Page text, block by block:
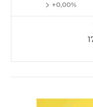
+0,00%